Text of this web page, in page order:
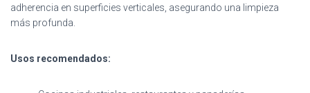
adherencia en superficies verticales, asegurando una limpieza
más profunda.
Usos recomendados: